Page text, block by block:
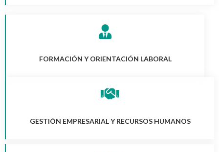
FORMACIÓN Y ORIENTACIÓN LABORAL
GESTIÓN EMPRESARIAL Y RECURSOS HUMANOS